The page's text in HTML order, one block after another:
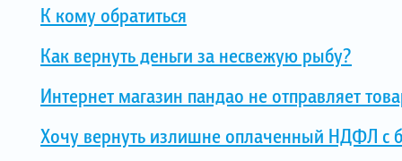
К кому обратиться
Как вернуть деньги за несвежую рыбу?
Интернет магазин пандао не отправляет
Хочу вернуть излишне оплаченный НДФЛ с